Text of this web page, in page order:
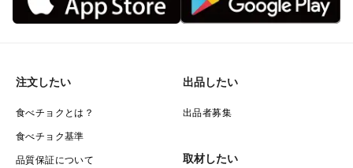
注文したい
食べチョクとは？
食べチョク基準
品質保証について
出品したい
出品者募集
取材したい